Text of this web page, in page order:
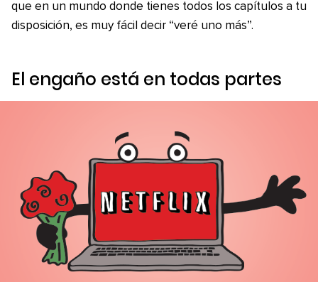
que en un mundo donde tienes todos los capítulos a tu
disposición, es muy fácil decir “veré uno más”.
El engaño está en todas partes